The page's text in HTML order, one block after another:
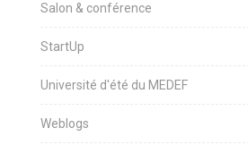
Salon & conférence
StartUp
Université d'été du MEDEF
Weblogs